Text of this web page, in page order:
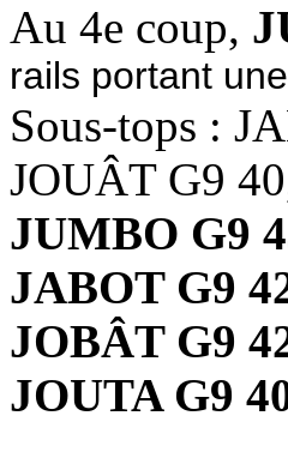
Au 4e coup,
rails portant
Sous-tops :
JOUÂT G9
JUMBO G9
JABOT G9
JOBÂT G9
JOUTA G9